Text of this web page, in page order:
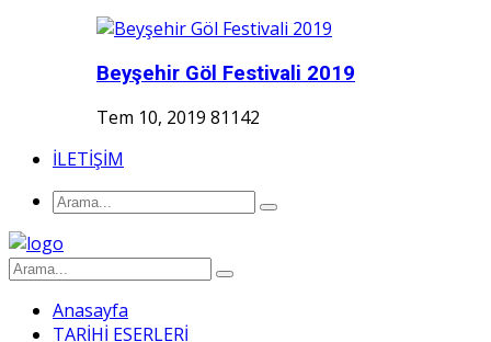
Beyşehir Göl Festivali 2019
Tem 10, 2019 81142
İLETİŞİM
Anasayfa
TARİHİ ESERLERİ